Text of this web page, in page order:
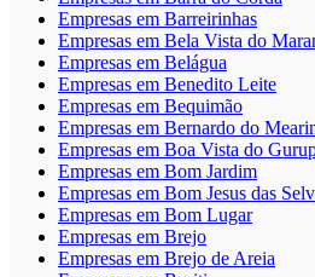
Empresas em Barreirinhas
Empresas em Bela Vista do
Empresas em Belágua
Empresas em Benedito Leite
Empresas em Bequimão
Empresas em Bernardo do
Empresas em Boa Vista do
Empresas em Bom Jardim
Empresas em Bom Jesus das
Empresas em Bom Lugar
Empresas em Brejo
Empresas em Brejo de Areia